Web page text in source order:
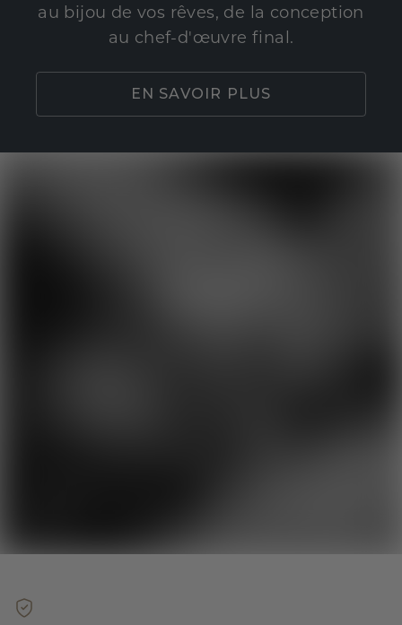
au bijou de vos rêves, de la conception
au chef-d'œuvre final.
EN SAVOIR PLUS